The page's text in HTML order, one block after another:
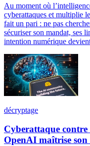
Au moment où
cyberattaques et multiplie
fait un pari : ne pas
sécuriser son mandat, ses
intention numérique
décryptage
Cyberattaque
OpenAI maîtrise son